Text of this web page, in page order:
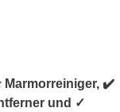
Marmorreiniger, ✔️
und ✓